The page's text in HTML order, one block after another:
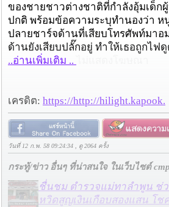
ของชายชาวต่างชาติที่กำลังอุ้มเด็ก
ปกติ พร้อมข้อความระบุทำนองว่า ห
ปลายชาร์จด้านที่เสียบโทรศัพท์มาอ
ด้านยังเสียบปลั๊กอยู่ ทำให้เธอถูกไฟ
..อ่านเพิ่มเติม ..
เครดิต: https://http://hilight.kapook.
วันที่ 12 ก.พ. 58 09:24:34 , ดู 2064 ครั้ง
กระทู้/ข่าว อื่นๆ ที่น่าสนใจ ในเว็บไซต์
ชื่นชม ตำรวจแม่ทาลำพูน ช่
หวิดสูญเงินเกือบสองแสน โช